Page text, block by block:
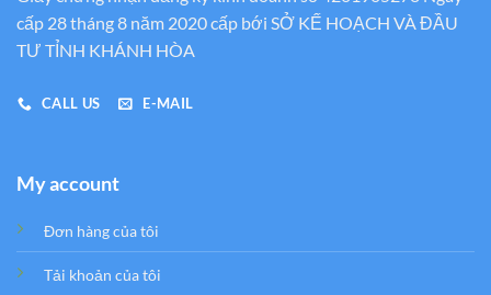
cấp 28 tháng 8 năm 2020 cấp bới SỞ KẾ HOẠCH VÀ ĐẦU
TƯ TỈNH KHÁNH HÒA
CALL US E-MAIL
My account
Đơn hàng của tôi
Tải khoản của tôi